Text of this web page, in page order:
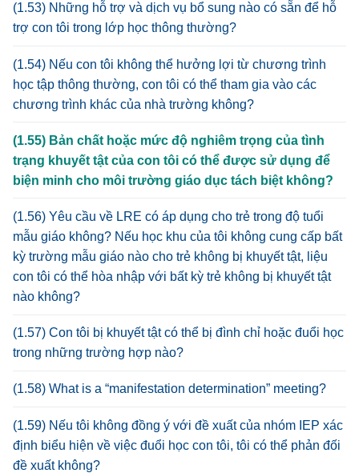
(1.53) Những hỗ trợ và dịch vụ bổ sung nào có sẵn để hỗ
trợ con tôi trong lớp học thông thường?
(1.54) Nếu con tôi không thể hưởng lợi từ chương trình
học tập thông thường, con tôi có thể tham gia vào các
chương trình khác của nhà trường không?
(1.55) Bản chất hoặc mức độ nghiêm trọng của tình
trạng khuyết tật của con tôi có thể được sử dụng để
biện minh cho môi trường giáo dục tách biệt không?
(1.56) Yêu cầu về LRE có áp dụng cho trẻ trong độ tuổi
mẫu giáo không? Nếu học khu của tôi không cung cấp bất
kỳ trường mẫu giáo nào cho trẻ không bị khuyết tật, liệu
con tôi có thể hòa nhập với bất kỳ trẻ không bị khuyết tật
nào không?
(1.57) Con tôi bị khuyết tật có thể bị đình chỉ hoặc đuổi học
trong những trường hợp nào?
(1.58) What is a “manifestation determination” meeting?
(1.59) Nếu tôi không đồng ý với đề xuất của nhóm IEP xác
định biểu hiện về việc đuổi học con tôi, tôi có thể phản đối
đề xuất không?